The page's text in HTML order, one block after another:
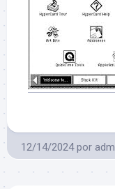
12/14/2024 por